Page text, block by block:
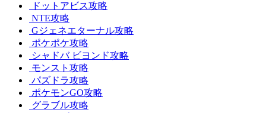
ドットアビス攻略
NTE攻略
Gジェネエターナル攻略
ポケポケ攻略
シャドバ ビヨンド攻略
モンスト攻略
パズドラ攻略
ポケモンGO攻略
グラブル攻略